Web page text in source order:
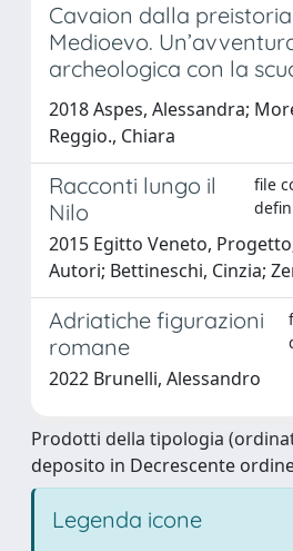
Cavaion dalla
Medioevo.
archeologica con la
2018 Aspes, Alessandra;
Reggio., Chiara
Racconti lungo il
Nilo
file
2015 Egitto Veneto,
Autori; Bettineschi, Cinzia;
Adriatiche figurazioni
romane
2022 Brunelli, Alessandro
Prodotti della tipologia
deposito in Decrescente
Legenda icone